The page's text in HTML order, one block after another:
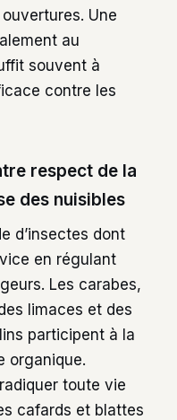
Une
au
souvent à
contre les
respect de la
des nuisibles
d’insectes dont
en régulant
Les carabes,
limaces et des
participent à la
organique.
toute vie
cafards et blattes